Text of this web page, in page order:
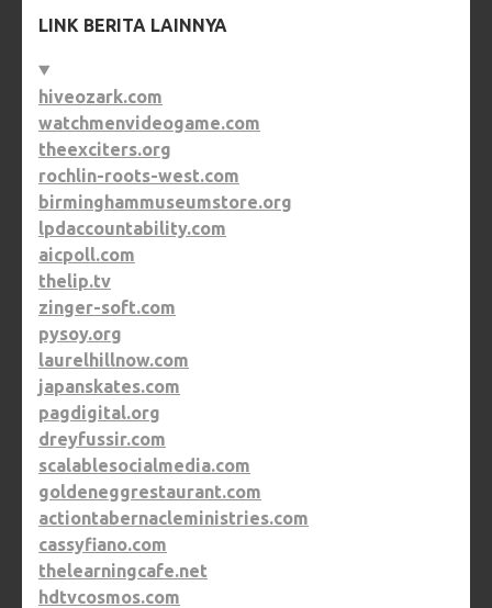
LINK BERITA LAINNYA
hiveozark.com
watchmenvideogame.com
theexciters.org
rochlin-roots-west.com
birminghammuseumstore.org
lpdaccountability.com
aicpoll.com
thelip.tv
zinger-soft.com
pysoy.org
laurelhillnow.com
japanskates.com
pagdigital.org
dreyfussir.com
scalablesocialmedia.com
goldeneggrestaurant.com
actiontabernacleministries.com
cassyfiano.com
thelearningcafe.net
hdtvcosmos.com